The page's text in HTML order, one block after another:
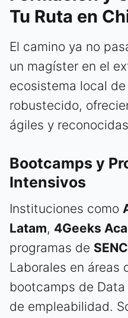
Tu Ruta en
El camino ya no
un magíster en el
ecosistema local
robustecido,
ágiles y
Bootcamps y
Intensivos
Instituciones como
Latam, 4Geeks
programas de
Laborales en áreas
bootcamps de
de empleabilidad.